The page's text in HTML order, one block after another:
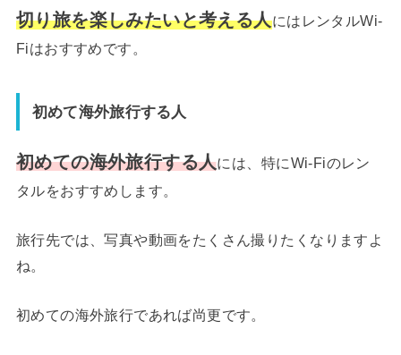
切り旅を楽しみたいと考える人にはレンタルWi-
Fiはおすすめです。
初めて海外旅行する人
初めての海外旅行する人には、特にWi-Fiのレン
タルをおすすめします。
旅行先では、写真や動画をたくさん撮りたくなりますよ
ね。
初めての海外旅行であれば尚更です。